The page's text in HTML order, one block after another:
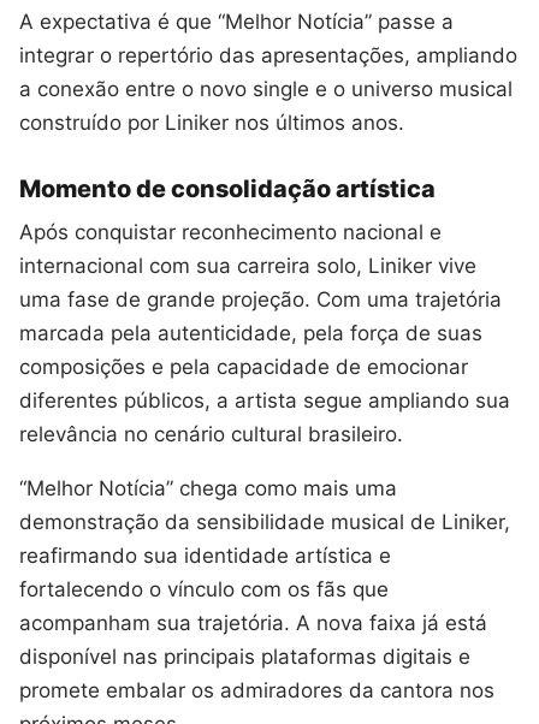
A expectativa é que “Melhor Notícia” passe a
integrar o repertório das apresentações, ampliando
a conexão entre o novo single e o universo musical
construído por Liniker nos últimos anos.
Momento de consolidação artística
Após conquistar reconhecimento nacional e
internacional com sua carreira solo, Liniker vive
uma fase de grande projeção. Com uma trajetória
marcada pela autenticidade, pela força de suas
composições e pela capacidade de emocionar
diferentes públicos, a artista segue ampliando sua
relevância no cenário cultural brasileiro.
“Melhor Notícia” chega como mais uma
demonstração da sensibilidade musical de Liniker,
reafirmando sua identidade artística e
fortalecendo o vínculo com os fãs que
acompanham sua trajetória. A nova faixa já está
disponível nas principais plataformas digitais e
promete embalar os admiradores da cantora nos